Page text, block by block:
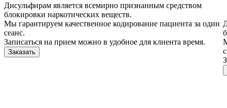
Дисульфирам является всемирно признанным средством
блокировки наркотических веществ.
Мы гарантируем качественное кодирование пациента за один
сеанс.
Записаться на прием можно в удобное для клиента время.
Заказать